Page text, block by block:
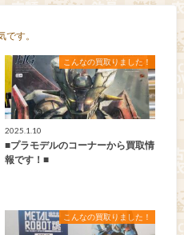
です。
こんなの買取りました！
2025.1.10
■プラモデルのコーナーから買取情
報です！■
こんなの買取りました！